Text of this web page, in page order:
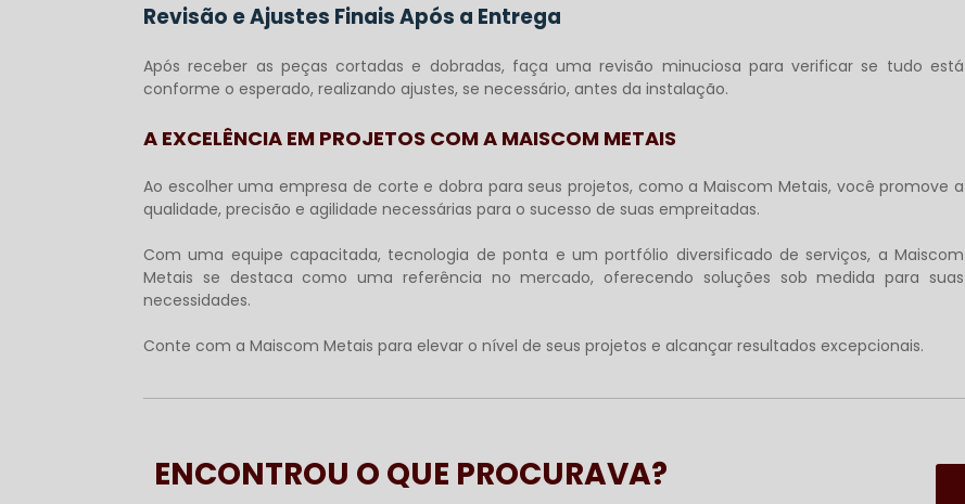
Revisão e Ajustes Finais Após a Entrega
Após receber as peças cortadas e dobradas, faça uma revisão minuciosa para verificar se tudo está
conforme o esperado, realizando ajustes, se necessário, antes da instalação.
A EXCELÊNCIA EM PROJETOS COM A MAISCOM METAIS
Ao escolher uma empresa de corte e dobra para seus projetos, como a Maiscom Metais, você promove a
qualidade, precisão e agilidade necessárias para o sucesso de suas empreitadas.
Com uma equipe capacitada, tecnologia de ponta e um portfólio diversificado de serviços, a Maiscom
Metais se destaca como uma referência no mercado, oferecendo soluções sob medida para suas
necessidades.
Conte com a Maiscom Metais para elevar o nível de seus projetos e alcançar resultados excepcionais.
ENCONTROU O QUE PROCURAVA?